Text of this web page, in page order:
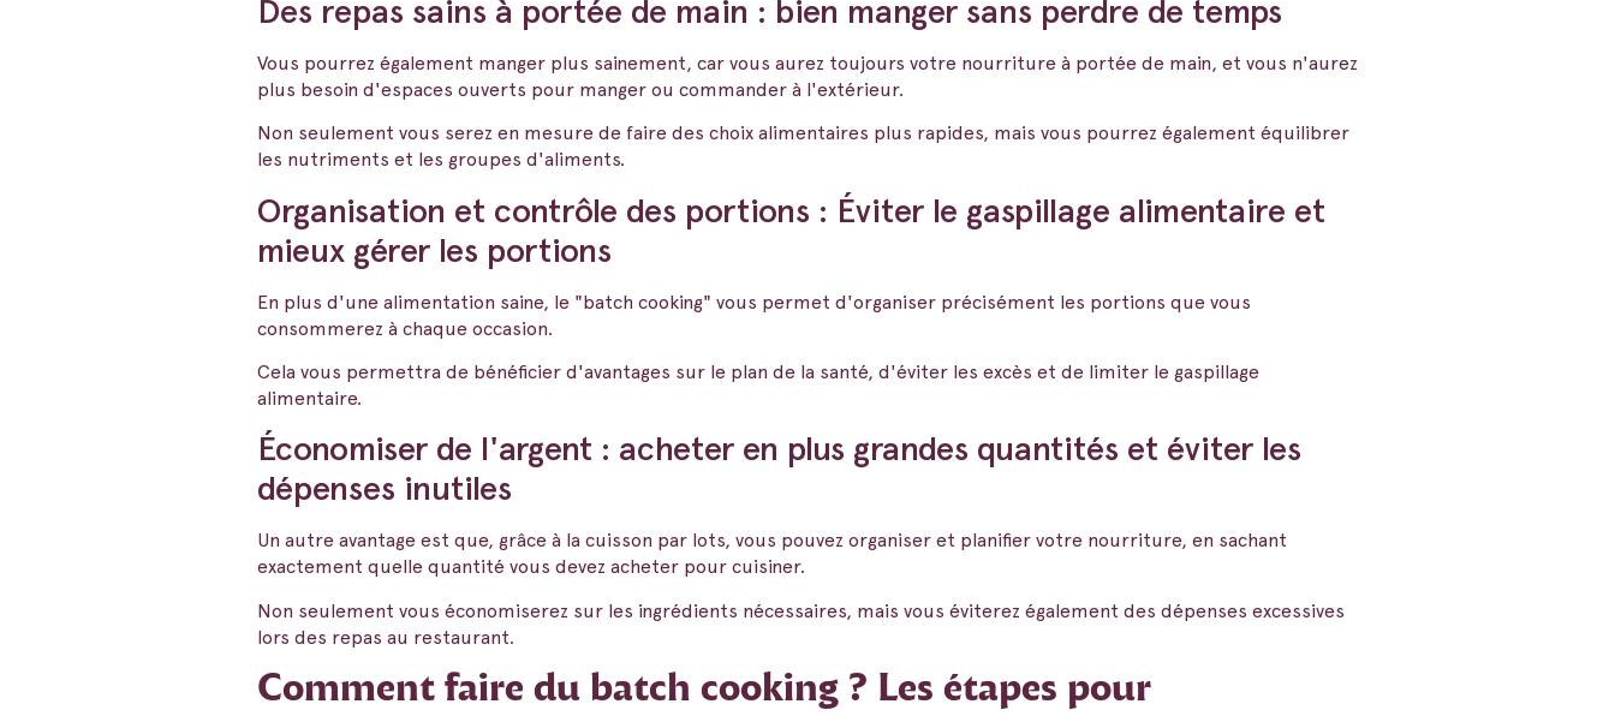
Des repas sains à portée de main : bien manger sans perdre de temps
Vous pourrez également manger plus sainement, car vous aurez toujours votre nourriture à portée de main, et vous n'aurez
plus besoin d'espaces ouverts pour manger ou commander à l'extérieur.
Non seulement vous serez en mesure de faire des choix alimentaires plus rapides, mais vous pourrez également équilibrer
les nutriments et les groupes d'aliments.
Organisation et contrôle des portions : Éviter le gaspillage alimentaire et
mieux gérer les portions
En plus d'une alimentation saine, le "batch cooking" vous permet d'organiser précisément les portions que vous
consommerez à chaque occasion.
Cela vous permettra de bénéficier d'avantages sur le plan de la santé, d'éviter les excès et de limiter le gaspillage
alimentaire.
Économiser de l'argent : acheter en plus grandes quantités et éviter les
dépenses inutiles
Un autre avantage est que, grâce à la cuisson par lots, vous pouvez organiser et planifier votre nourriture, en sachant
exactement quelle quantité vous devez acheter pour cuisiner.
Non seulement vous économiserez sur les ingrédients nécessaires, mais vous éviterez également des dépenses excessives
lors des repas au restaurant.
Comment faire du batch cooking ? Les étapes pour